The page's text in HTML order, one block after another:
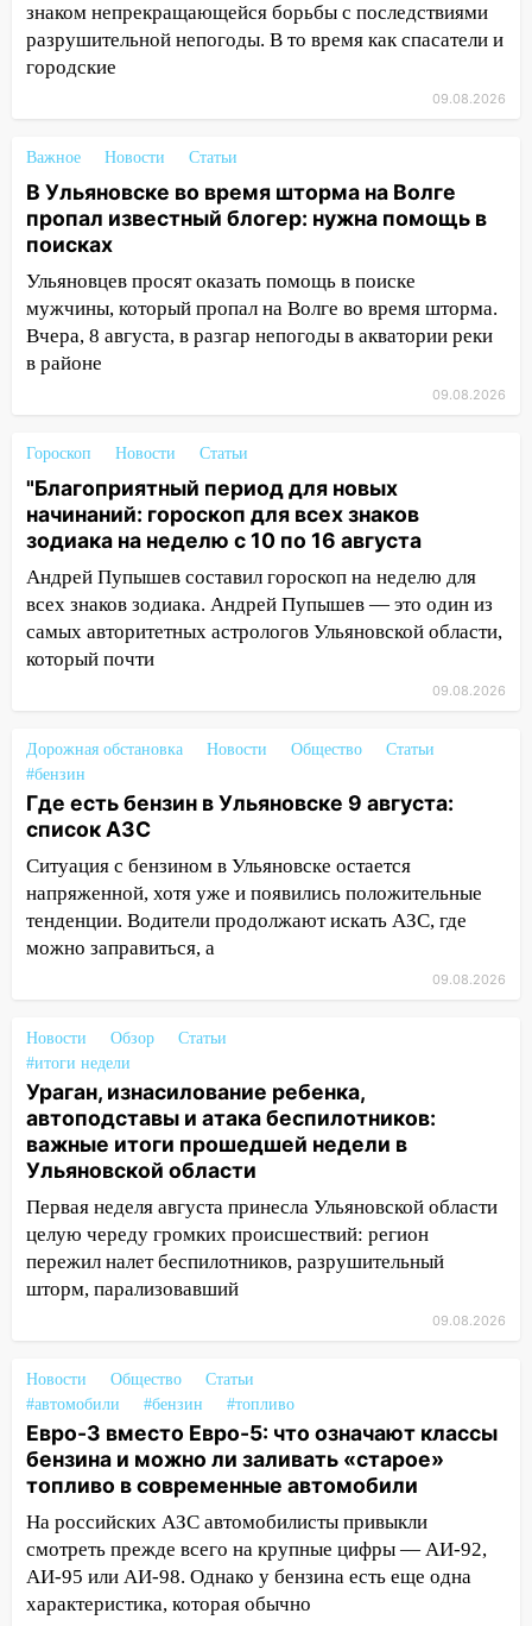
16:17 Мелекесский район первым в
Ульяновской области намолотил более
100 тысяч тонн зерна
Ульяновской области подали более 10
15:04
Фоторепортаж с улиц Ульяновска
после шторма: поваленные деревья и
затопленные улицы
14:28 Ураган вырвал остановку на улице
Деева в Заволжье
14:26
14:16 Шторм продолжает ломать город:
на улице Любови Шевцовой рухнул
светофор
14:14 Студента из Ульяновска обманули
мошенники под видом преподавателя
14:12 Куда жаловаться ульяновцам на
упавшее дерево или затопленную улицу
13:59 В Новом городе ураганным
ветром сорвало опалубку со
строящегося дома
13:54
В мэрии Ульяновска рассказали,
как устраняют последствия мощного
шторма
13:49 Стихия продолжает крушить
Ульяновск: дерево рухнуло на дом на
13:47
На Нижней Террасе мощным
ветром вырвало дерево с корнем
13:46
Сильный ветер сорвал крышу с
СТО на проспекте Созидателей
13:35 Непогода продолжает бить по
транспорту: в Ульяновске трамвай
сошёл с рельсов
13:22 Упавшие деревья перекрыли
дороги в Ульяновске: фото
сохранятся 9 августа
13:15
Трижды «брал в долг» без спроса:
житель Вешкаймского района похитил у
знакомого 191 тысячу рублей
13:14 Ураган оторвал светофор на
проспекте Филатова в Ульяновске
13:12 Дерево пробило крышу дома на
знаком непрекращающейся борьбы с последствиями
разрушительной непогоды. В то время как спасатели и
городские
09.08.2026
Важное Новости Статьи
В Ульяновске во время шторма на Волге
пропал известный блогер: нужна помощь в
поисках
Ульяновцев просят оказать помощь в поиске
мужчины, который пропал на Волге во время шторма.
Вчера, 8 августа, в разгар непогоды в акватории реки
в районе
09.08.2026
Гороскоп Новости Статьи
"Благоприятный период для новых
начинаний: гороскоп для всех знаков
зодиака на неделю с 10 по 16 августа
Андрей Пупышев составил гороскоп на неделю для
всех знаков зодиака. Андрей Пупышев — это один из
самых авторитетных астрологов Ульяновской области,
который почти
09.08.2026
Дорожная обстановка Новости Общество
Статьи
#бензин
Где есть бензин в Ульяновске 9 августа:
список АЗС
Ситуация с бензином в Ульяновске остается
напряженной, хотя уже и появились положительные
тенденции. Водители продолжают искать АЗС, где
можно заправиться, а
09.08.2026
Новости Обзор
Статьи
#итоги недели
Ураган, изнасилование ребенка,
автоподставы и атака беспилотников:
важные итоги прошедшей недели в
Ульяновской области
Первая неделя августа принесла Ульяновской области
целую череду громких происшествий: регион
пережил налет беспилотников, разрушительный
шторм, парализовавший
09.08.2026
Новости Общество
Статьи
#автомобили
#бензин #топливо
Евро-3 вместо Евро-5: что означают классы
бензина и можно ли заливать «старое»
топливо в современные автомобили
На российских АЗС автомобилисты привыкли
смотреть прежде всего на крупные цифры — АИ-92,
АИ-95 или АИ-98. Однако у бензина есть еще одна
характеристика, которая обычно